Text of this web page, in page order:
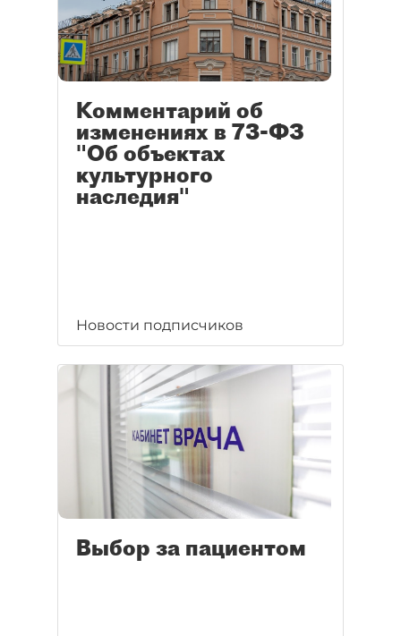
Комментарий об
изменениях в 73-ФЗ
"Об объектах
культурного
наследия"
Новости подписчиков
Выбор за пациентом